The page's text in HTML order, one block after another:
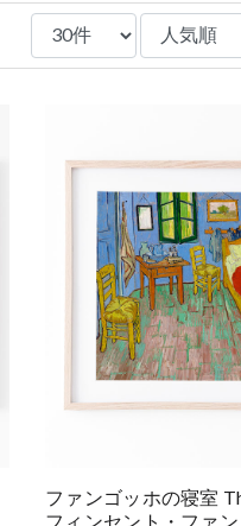
ファンゴッホの寝室
フィンセント・ファ